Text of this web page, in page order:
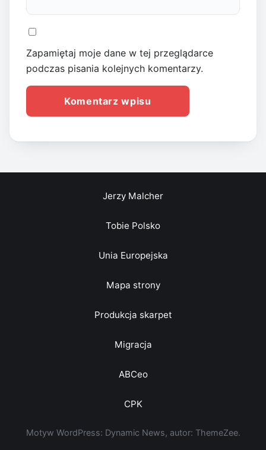
Zapamiętaj moje dane w tej przeglądarce
podczas pisania kolejnych komentarzy.
Jerzy Malcher
Tobie Polsko
Unia Europejska
Mapa strony
Produkcja skarpet
Migracja
ABCeo
CPK
Motyw WordPress: Dynamic News, autor: ThemeZee.